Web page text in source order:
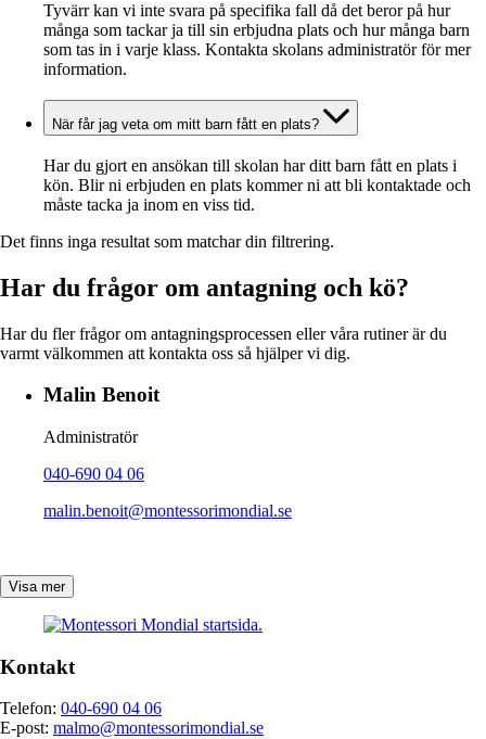
Tyvärr kan vi inte svara på specifika fall då det beror på hur
många som tackar ja till sin erbjudna plats och hur många barn
som tas in i varje klass. Kontakta skolans administratör för mer
information.
När får jag veta om mitt barn fått en plats?
Har du gjort en ansökan till skolan har ditt barn fått en plats i
kön. Blir ni erbjuden en plats kommer ni att bli kontaktade och
måste tacka ja inom en viss tid.
Det finns inga resultat som matchar din filtrering.
Har du frågor om antagning och kö?
Har du fler frågor om antagningsprocessen eller våra rutiner är du
varmt välkommen att kontakta oss så hjälper vi dig.
Malin Benoit
Administratör
040-690 04 06
malin.benoit@montessorimondial.se
Visa mer
Kontakt
Telefon: 040-690 04 06
E-post: malmo@montessorimondial.se